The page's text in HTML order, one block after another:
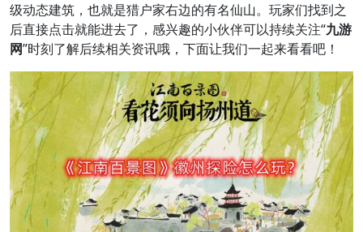
级动态建筑，也就是猎户家右边的有名仙山。玩家们找到之
后直接点击就能进去了，感兴趣的小伙伴可以持续关注“九游
网”时刻了解后续相关资讯哦，下面让我们一起来看看吧！